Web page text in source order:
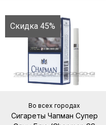
Скидка 45%
Во всех городах
Сигареты Чапман Супер